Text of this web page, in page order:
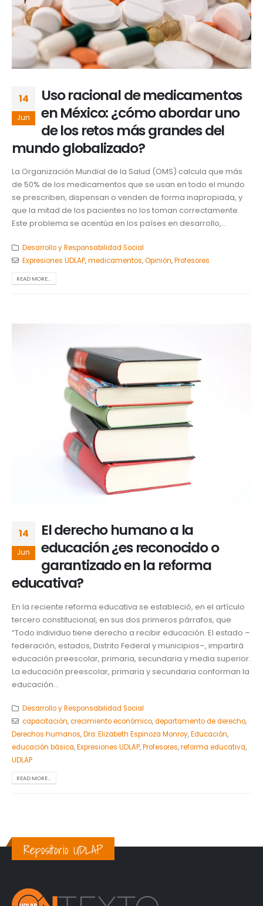
14
Jun
Uso racional de medicamentos
en México: ¿cómo abordar uno
de los retos más grandes del
mundo globalizado?
La Organización Mundial de la Salud (OMS) calcula que más
de 50% de los medicamentos que se usan en todo el mundo
se prescriben, dispensan o venden de forma inapropiada, y
que la mitad de los pacientes no los toman correctamente.
Este problema se acentúa en los países en desarrollo,...
Desarrollo y Responsabilidad Social
Expresiones UDLAP,medicamentos,Opinión,Profesores
READ MORE...
14
Jun
El derecho humano a la
educación ¿es reconocido o
garantizado en la reforma
educativa?
En la reciente reforma educativa se estableció, en el artículo
tercero constitucional, en sus dos primeros párrafos, que
“Todo individuo tiene derecho a recibir educación. El estado –
federación, estados, Distrito Federal y municipios–, impartirá
educación preescolar, primaria, secundaria y media superior.
La educación preescolar, primaria y secundaria conforman la
educación...
Desarrollo y Responsabilidad Social
capacitación,crecimiento económico,departamento de derecho,
Derechos humanos,Dra. Elizabeth Espinoza Monroy,Educación,
educación básica,Expresiones UDLAP,Profesores,reforma educativa,
UDLAP
READ MORE...
Repositorio UDLAP